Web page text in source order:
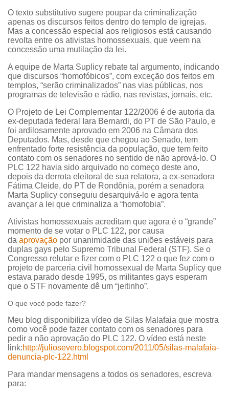
O texto substitutivo sugere poupar da criminalização
apenas os discursos feitos dentro do templo de igrejas.
Mas a concessão especial aos religiosos está causando
revolta entre os ativistas homossexuais, que veem na
concessão uma mutilação da lei.
A equipe de Marta Suplicy rebate tal argumento, indicando
que discursos “homofóbicos”, com exceção dos feitos em
templos, “serão criminalizados” nas vias públicas, nos
programas de televisão e rádio, nas revistas, jornais, etc.
O Projeto de Lei Complementar 122/2006 é de autoria da
ex-deputada federal Iara Bernardi, do PT de São Paulo, e
foi ardilosamente aprovado em 2006 na Câmara dos
Deputados. Mas, desde que chegou ao Senado, tem
enfrentado forte resistência da população, que tem feito
contato com os senadores no sentido de não aprová-lo. O
PLC 122 havia sido arquivado no começo deste ano,
depois da derrota eleitoral de sua relatora, a ex-senadora
Fátima Cleide, do PT de Rondônia, porém a senadora
Marta Suplicy conseguiu desarquivá-lo e agora tenta
avançar a lei que criminaliza a “homofobia”.
Ativistas homossexuais acreditam que agora é o “grande”
momento de se votar o PLC 122, por causa
da aprovação por unanimidade das uniões estáveis para
duplas gays pelo Supremo Tribunal Federal (STF). Se o
Congresso relutar e fizer com o PLC 122 o que fez com o
projeto de parceria civil homossexual de Marta Suplicy que
estava parado desde 1995, os militantes gays esperam
que o STF novamente dê um “jeitinho”.
O que você pode fazer?
Meu blog disponibiliza vídeo de Silas Malafaia que mostra
como você pode fazer contato com os senadores para
pedir a não aprovação do PLC 122. O vídeo está neste
link:http://juliosevero.blogspot.com/2011/05/silas-malafaia-
denuncia-plc-122.html
Para mandar mensagens a todos os senadores, escreva
para: